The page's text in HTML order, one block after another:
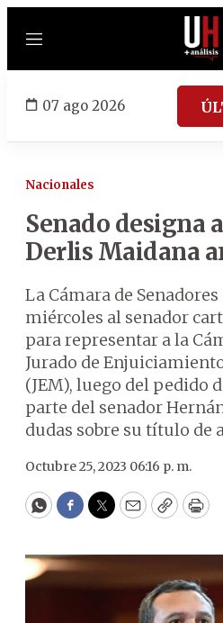
Menú
07 ago 2026
Nacionales
Senado designa
Derlis Maidana
La Cámara de
miércoles al senador
para representar a la
Jurado de
(JEM), luego del pedido
parte del senador
dudas sobre su título de
Octubre 25, 2023 06:16 p. m.
WhatsApp
Facebook
Twitter
EmailCopy